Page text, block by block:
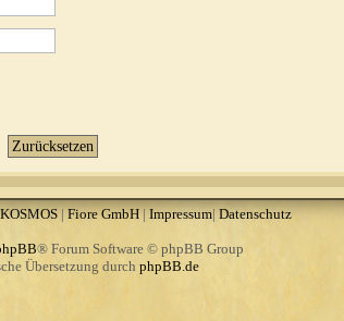
KOSMOS| Fiore GmbH| Impressum| Datenschutz
® Forum Software © phpBB Group
Übersetzung durch phpBB.de